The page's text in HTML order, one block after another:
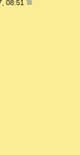
08:51